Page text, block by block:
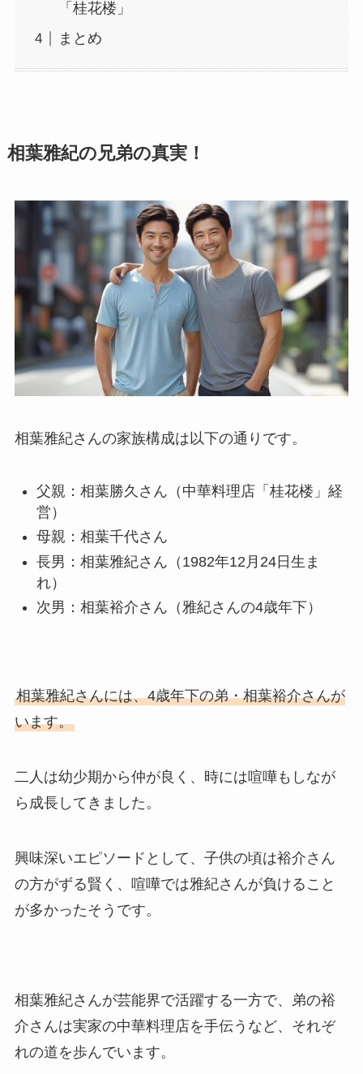
「桂花楼」
まとめ
相葉雅紀の兄弟の真実！
相葉雅紀さんの家族構成は以下の通りです。
父親：相葉勝久さん（中華料理店「桂花楼」経
営）
母親：相葉千代さん
長男：相葉雅紀さん（1982年12月24日生ま
れ）
次男：相葉裕介さん（雅紀さんの4歳年下）
相葉雅紀さんには、4歳年下の弟・相葉裕介さんが
います。
二人は幼少期から仲が良く、時には喧嘩もしなが
ら成長してきました。
興味深いエピソードとして、子供の頃は裕介さん
の方がずる賢く、喧嘩では雅紀さんが負けること
が多かったそうです。
相葉雅紀さんが芸能界で活躍する一方で、弟の裕
介さんは実家の中華料理店を手伝うなど、それぞ
れの道を歩んでいます。